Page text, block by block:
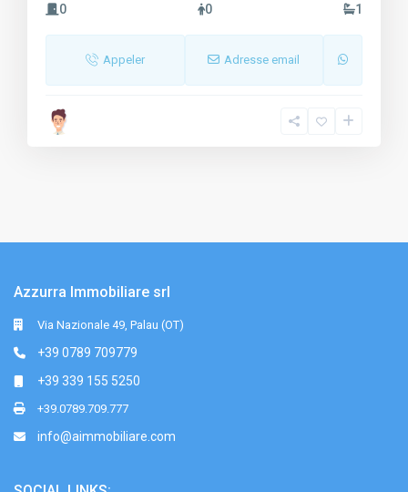
0 0 1
Appeler Adresse email
Azzurra Immobiliare srl
Via Nazionale 49, Palau (OT)
+39 0789 709779
+39 339 155 5250
+39.0789.709.777
info@aimmobiliare.com